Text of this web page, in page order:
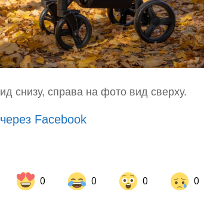
снизу, справа на фото вид сверху.
Facebook
0 0 0 0